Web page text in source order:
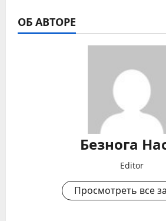
ОБ АВТОРЕ
Безнога
Editor
Просмотреть все